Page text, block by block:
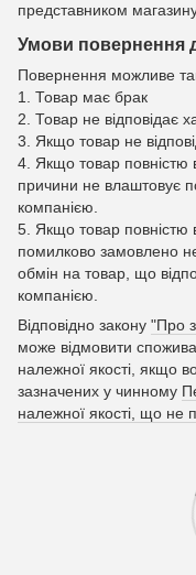
представником
Умови повернення
Повернення можливе
1. Товар має брак
2. Товар не відповідає
3. Якщо товар не
4. Якщо товар повністю
причини не влаштовує
компанією.
5. Якщо товар повністю
помилково замовлено
обмін на товар, що
компанією.
Відповідно закону "Про
може відмовити
належної якості, якщо
зазначених у чинному
належної якості, що не